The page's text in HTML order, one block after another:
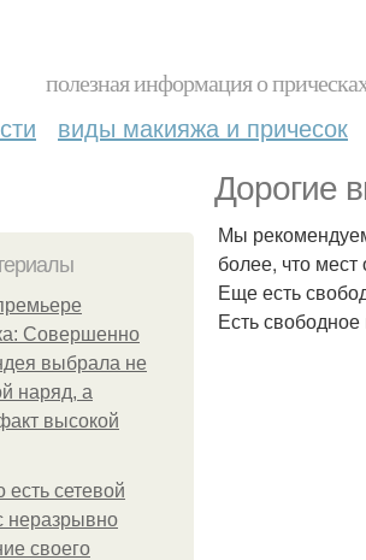
полезная информация о
виды макияжа и причесок
Дорогие
Совершенно
выбрала не
наряд, а
высокой
есть сетевой
неразрывно
своего
Мы
более, что
Еще есть
Есть